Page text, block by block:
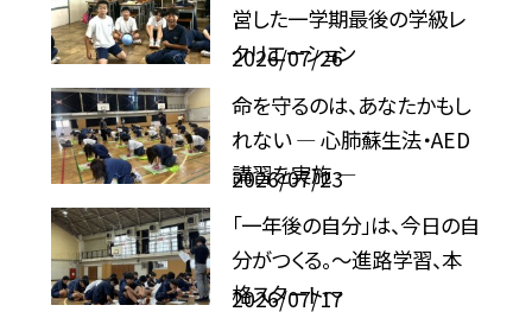
営した一学期最後の学級レ
クリエーション
2026/07/26
命を守るのは、あなたかもし
れない ― 心肺蘇生法・AED
講習を実施 ―
2026/07/23
「一年後の自分」は、今日の自
分がつくる。～進路学習、本
格スタート～
2026/07/17